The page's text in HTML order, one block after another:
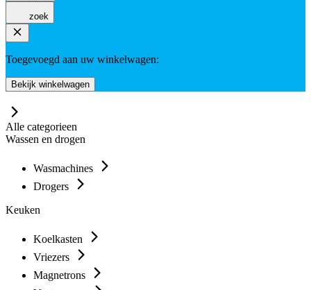
zoek
Toegevoegd aan uw winkelwagen:
Bekijk winkelwagen
Alle categorieen
Wassen en drogen
Wasmachines
Drogers
Keuken
Koelkasten
Vriezers
Magnetrons